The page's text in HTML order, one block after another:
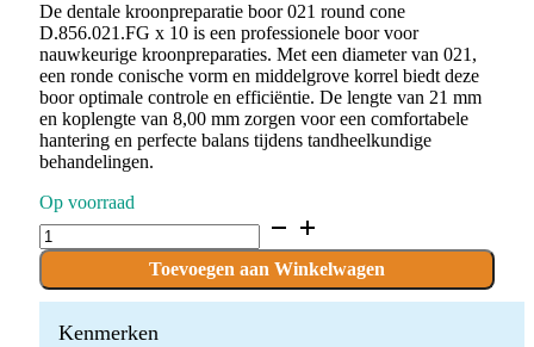
De dentale kroonpreparatie boor 021 round cone
D.856.021.FG x 10 is een professionele boor voor
nauwkeurige kroonpreparaties. Met een diameter van 021,
een ronde conische vorm en middelgrove korrel biedt deze
boor optimale controle en efficiëntie. De lengte van 21 mm
en koplengte van 8,00 mm zorgen voor een comfortabele
hantering en perfecte balans tijdens tandheelkundige
behandelingen.
Op voorraad
D.856.021.FG
x
Boren
quantity
Toevoegen aan Winkelwagen
Kenmerken